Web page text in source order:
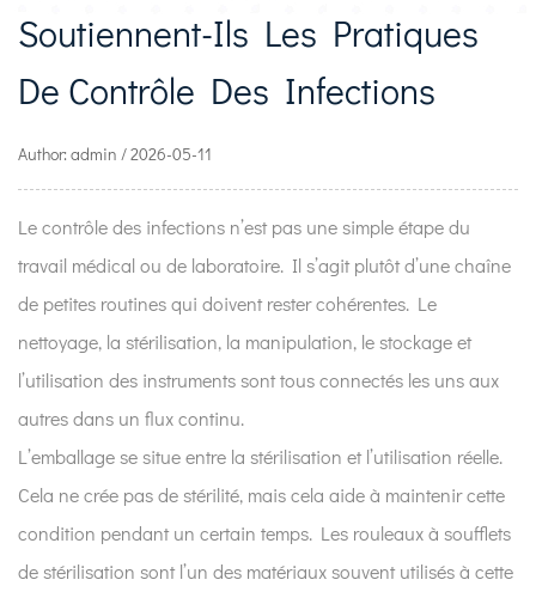
Soutiennent-Ils Les Pratiques
De Contrôle Des Infections
Author: admin / 2026-05-11
Le contrôle des infections n’est pas une simple étape du
travail médical ou de laboratoire. Il s’agit plutôt d’une chaîne
de petites routines qui doivent rester cohérentes. Le
nettoyage, la stérilisation, la manipulation, le stockage et
l’utilisation des instruments sont tous connectés les uns aux
autres dans un flux continu.
L’emballage se situe entre la stérilisation et l’utilisation réelle.
Cela ne crée pas de stérilité, mais cela aide à maintenir cette
condition pendant un certain temps. Les rouleaux à soufflets
de stérilisation sont l’un des matériaux souvent utilisés à cette